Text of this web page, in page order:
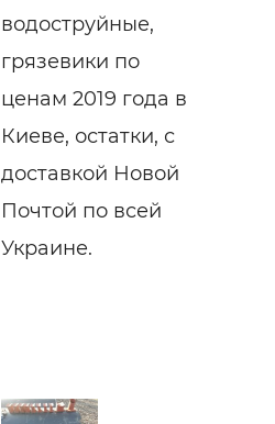
водоструйные,
грязевики по
ценам 2019 года в
Киеве, остатки, с
доставкой Новой
Почтой по всей
Украине.